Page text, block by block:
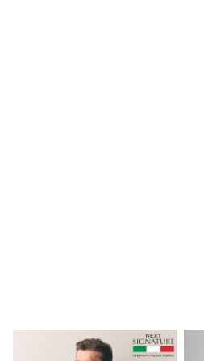
Puffers
Snowsuits